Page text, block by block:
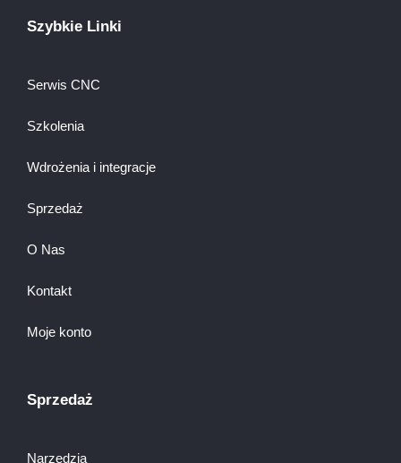
Szybkie Linki
Serwis CNC
Szkolenia
Wdrożenia i integracje
Sprzedaż
O Nas
Kontakt
Moje konto
Sprzedaż
Narzędzia